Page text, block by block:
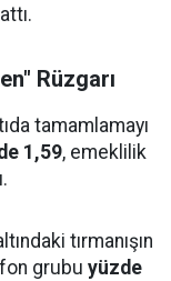
Rüzgarı
tamamlamayı
1,59, emeklilik
tırmanışın
grubu yüzde